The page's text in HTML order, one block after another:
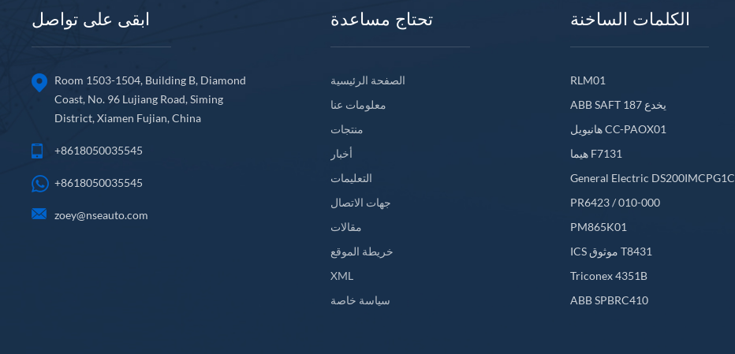
ابقى على تواصل
Room 1503-1504, Building B, Diamond
Coast, No. 96 Lujiang Road, Siming
District, Xiamen Fujian, China
+8618050035545
+8618050035545
zoey@nseauto.com
تحتاج مساعدة
الصفحة الرئيسية
معلومات عنا
منتجات
أخبار
التعليمات
جهات الاتصال
مقالات
خريطة الموقع
XML
سياسة خاصة
الكلمات الساخنة
RLM01
ABB SAFT 187 يخدع
هانيويل CC-PAOX01
هيما F7131
General Electric DS200IMCPG1C
PR6423 / 010-000
PM865K01
ICS موثوق T8431
Triconex 4351B
ABB SPBRC410